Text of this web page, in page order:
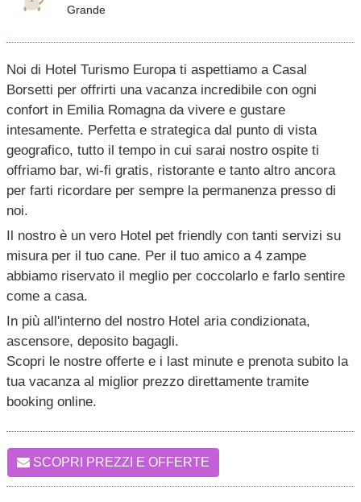
Grande
Noi di Hotel Turismo Europa ti aspettiamo a Casal
Borsetti per offrirti una vacanza incredibile con ogni
confort in Emilia Romagna da vivere e gustare
intesamente. Perfetta e strategica dal punto di vista
geografico, tutto il tempo in cui sarai nostro ospite ti
offriamo bar, wi-fi gratis, ristorante e tanto altro ancora
per farti ricordare per sempre la permanenza presso di
noi.
Il nostro è un vero Hotel pet friendly con tanti servizi su
misura per il tuo cane. Per il tuo amico a 4 zampe
abbiamo riservato il meglio per coccolarlo e farlo sentire
come a casa.
In più all'interno del nostro Hotel aria condizionata,
ascensore, deposito bagagli.
Scopri le nostre offerte e i last minute e prenota subito la
tua vacanza al miglior prezzo direttamente tramite
booking online.
SCOPRI PREZZI E OFFERTE